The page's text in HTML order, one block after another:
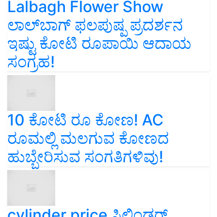
Lalbagh Flower Show
ಲಾಲ್‌ಬಾಗ್ ಫಲಪುಷ್ಪ ಪ್ರದರ್ಶನ
ಇಷ್ಟು ಕೋಟಿ ರೂಪಾಯಿ ಆದಾಯ
ಸಂಗ್ರಹ!
10 ಕೋಟಿ ರೂ ಕೋಣ! AC
ರೂಮಲ್ಲಿ ಮಲಗುವ ಕೋಣದ
ಹುಬ್ಬೇರಿಸುವ ಸಂಗತಿಗಳಿವು!